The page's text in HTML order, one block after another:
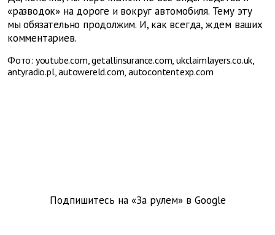
«разводок» на дороге и вокруг автомобиля. Тему эту
мы обязательно продолжим. И, как всегда, ждем ваших
комментариев.
Фото: youtube.com, getallinsurance.com, ukclaimlayers.co.uk,
antyradio.pl, autowereld.com, autocontentexp.com
Подпишитесь на «За рулем» в Google